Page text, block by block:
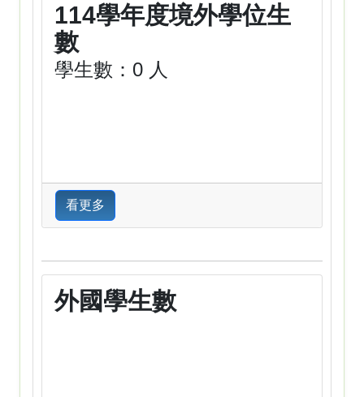
114學年度境外學位生
數
學生數：0 人
看更多
外國學生數